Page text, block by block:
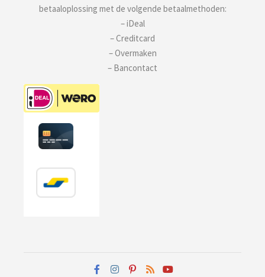
betaaloplossing met de volgende betaalmethoden:
– iDeal
– Creditcard
– Overmaken
– Bancontact